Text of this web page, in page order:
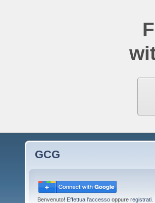
GCG
Benvenuto! Effettua l'accesso oppure registrati